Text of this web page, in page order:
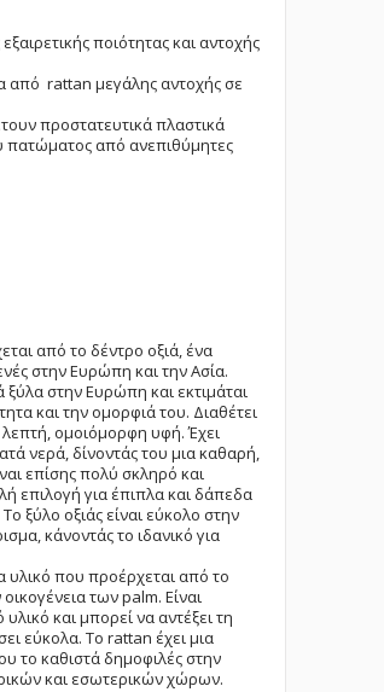
ποιότητας και αντοχής
από rattan μεγάλης αντοχής σε
προστατευτικά πλαστικά
πατώματος από ανεπιθύμητες
από το δέντρο οξιά, ένα
στην Ευρώπη και την Ασία.
ξύλα στην Ευρώπη και εκτιμάται
και την ομορφιά του. Διαθέτει
ομοιόμορφη υφή. Έχει
νερά, δίνοντάς του μια καθαρή,
επίσης πολύ σκληρό και
επιλογή για έπιπλα και δάπεδα
ξύλο οξιάς είναι εύκολο στην
κάνοντάς το ιδανικό για
υλικό που προέρχεται από το
των palm. Eίναι
υλικό και μπορεί να αντέξει τη
εύκολα. Το rattan έχει μια
το καθιστά δημοφιλές στην
και εσωτερικών χώρων.